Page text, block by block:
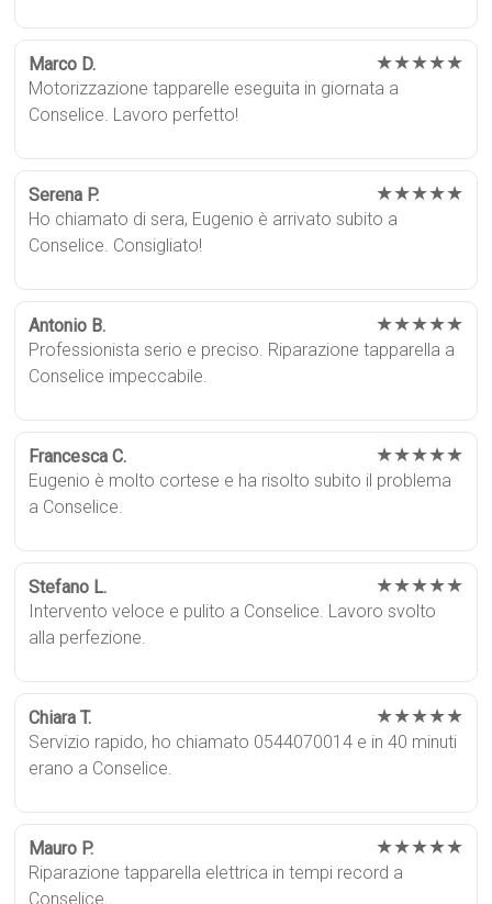
Marco D. ★★★★★
Motorizzazione tapparelle eseguita in giornata a
Conselice. Lavoro perfetto!
Serena P. ★★★★★
Ho chiamato di sera, Eugenio è arrivato subito a
Conselice. Consigliato!
Antonio B. ★★★★★
Professionista serio e preciso. Riparazione tapparella a
Conselice impeccabile.
Francesca C. ★★★★★
Eugenio è molto cortese e ha risolto subito il problema
a Conselice.
Stefano L. ★★★★★
Intervento veloce e pulito a Conselice. Lavoro svolto
alla perfezione.
Chiara T. ★★★★★
Servizio rapido, ho chiamato 0544070014 e in 40 minuti
erano a Conselice.
Mauro P. ★★★★★
Riparazione tapparella elettrica in tempi record a
Conselice.